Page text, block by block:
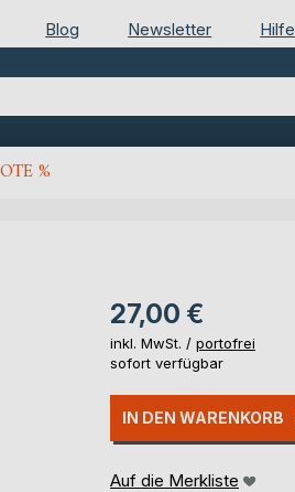
Blog Newsletter Hilfe
%
27,00 €
inkl. MwSt. / portofrei
sofort verfügbar
IN DEN WARENKORB
Auf die Merkliste